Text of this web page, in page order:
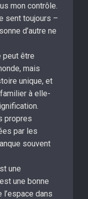
mon contrôle.
sent toujours –
d’autre ne
peut être
mais
unique, et
à elle-
propres
par les
souvent
une
une bonne
dans